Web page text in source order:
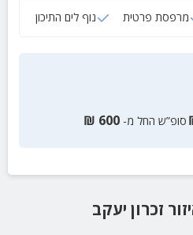
מרפסת פרטית נוף לים התיכון
סופ”ש החל מ- 600
₪
זכרון יעקב